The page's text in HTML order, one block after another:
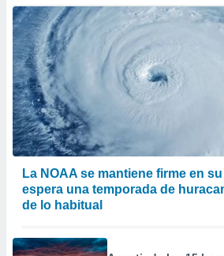
La NOAA se mantiene firme en
espera una temporada de
de lo habitual